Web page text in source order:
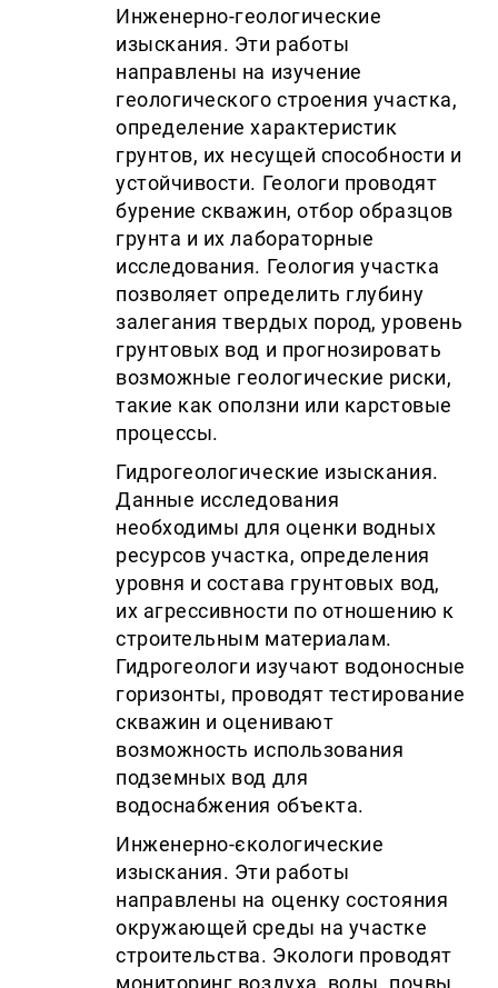
Инженерно-геологические
изыскания. Эти работы
направлены на изучение
геологического строения участка,
определение характеристик
грунтов, их несущей способности и
устойчивости. Геологи проводят
бурение скважин, отбор образцов
грунта и их лабораторные
исследования. Геология участка
позволяет определить глубину
залегания твердых пород, уровень
грунтовых вод и прогнозировать
возможные геологические риски,
такие как оползни или карстовые
процессы.
Гидрогеологические изыскания.
Данные исследования
необходимы для оценки водных
ресурсов участка, определения
уровня и состава грунтовых вод,
их агрессивности по отношению к
строительным материалам.
Гидрогеологи изучают водоносные
горизонты, проводят тестирование
скважин и оценивают
возможность использования
подземных вод для
водоснабжения объекта.
Инженерно-єкологические
изыскания. Эти работы
направлены на оценку состояния
окружающей среды на участке
строительства. Экологи проводят
мониторинг воздуха, воды, почвы